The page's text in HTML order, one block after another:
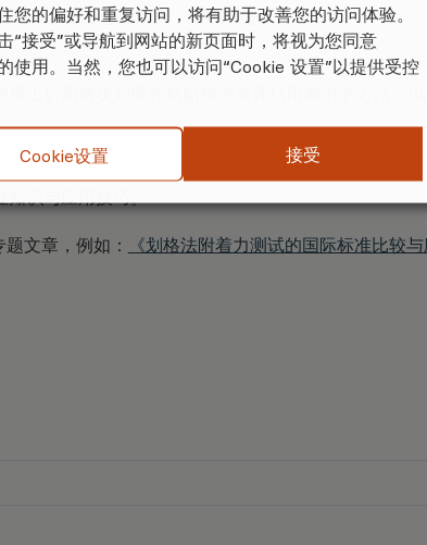
锈钢制成，坚固耐用，结构精密。
上切割格状划痕并粘贴胶带来评估附着力的方法，
知识与应用技巧。
文章，例如：
《划格法附着力测试的国际标准比较与
您的偏好和重复访问，将有助于改善您的访问体验。
“接受”或导航到网站的新页面时，将视为您同意
使用。当然，您也可以访问“Cookie 设置”以提供受控
Cookie设置 接受